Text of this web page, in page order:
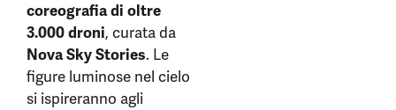
coreografia di oltre
3.000 droni, curata da
Nova Sky Stories. Le
figure luminose nel cielo
si ispireranno agli